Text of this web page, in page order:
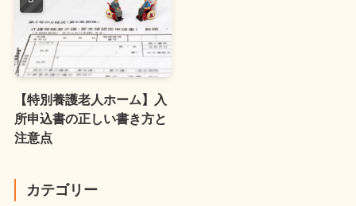
【特別養護老人ホーム】入
所申込書の正しい書き方と
注意点
カテゴリー